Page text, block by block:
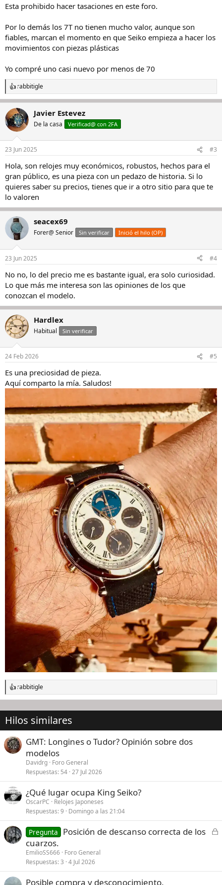
Esta prohibido hacer tasaciones en este foro.
Por lo demás los 7T no tienen mucho valor, aunque son
fiables, marcan el momento en que Seiko empieza a hacer los
movimientos con piezas plásticas
Yo compré uno casi nuevo por menos de 70
R
e
a
c
c
i
e
:
rabbitigle
Javier Estevez
De la casa Verificad@ con 2FA
23 Jun 2025 #3
Hola, son relojes muy económicos, robustos, hechos para el
gran público, es una pieza con un pedazo de historia. Si lo
quieres saber su precios, tienes que ir a otro sitio para que te
lo valoren
seacex69
Forer@ Senior Sin verificar Inició el hilo (OP)
23 Jun 2025 #4
No no, lo del precio me es bastante igual, era solo curiosidad.
Lo que más me interesa son las opiniones de los que
conozcan el modelo.
Hardlex
Habitual Sin verificar
24 Feb 2026 #5
Es una preciosidad de pieza.
Aquí comparto la mía. Saludos!
R
e
c
i
o
n
e
rabbitigle
Hilos similares
GMT: Longines o Tudor? Opinión sobre dos
modelos
Davidrg Foro General
Respuestas 54 27 Jul 2026
¿Qué lugar ocupa King Seiko?
OscarPC
Relojes Japoneses
Respuestas 9 Domingo a las 21:04
C
a
Pregunta
Posición de descanso correcta de los
cuarzos.
EmilioSS666 Foro General
Respuestas 3 4 Jul 2026
Posible compra y desconocimiento.